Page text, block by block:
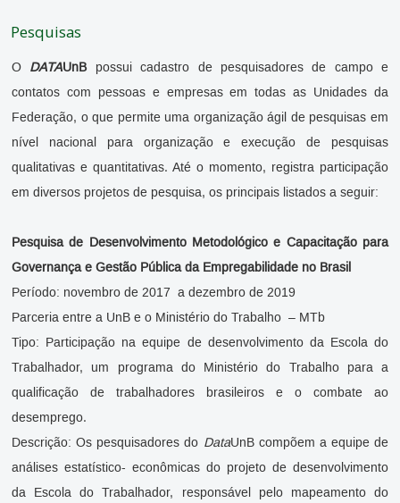
Pesquisas
O DATAUnBpossui cadastro de pesquisadores de campo e
contatos com pessoas e empresas em todas as Unidades da
Federação, o que permite uma organização ágil de pesquisas em
nível nacional para organização e execução de pesquisas
qualitativas e quantitativas. Até o momento, registra participação
em diversos projetos de pesquisa, os principais listados a seguir:
Pesquisa de Desenvolvimento Metodológico e Capacitação para
Governança e Gestão Pública da Empregabilidade no Brasil
Período: novembro de 2017 a dezembro de 2019
Parceria entre a UnB e o Ministério do Trabalho – MTb
Tipo: Participação na equipe de desenvolvimento da Escola do
Trabalhador, um programa do Ministério do Trabalho para a
qualificação de trabalhadores brasileiros e o combate ao
desemprego.
Descrição: Os pesquisadores do DataUnB compõem a equipe de
análises estatístico- econômicas do projeto de desenvolvimento
da Escola do Trabalhador, responsável pelo mapeamento do